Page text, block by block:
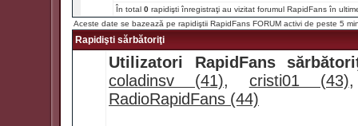
În total 0 rapidişti înregistraţi au vizitat forumul RapidFans în
Aceste date se bazează pe rapidiştii RapidFans FORUM activi de peste 5
Rapidişti sărbătoriţi
Utilizatori RapidFans
coladinsv (41), cristi01 (43)
RadioRapidFans (44)